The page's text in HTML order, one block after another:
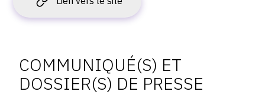
dossiers
COMMUNIQUÉ(S) ET
DOSSIER(S) DE PRESSE